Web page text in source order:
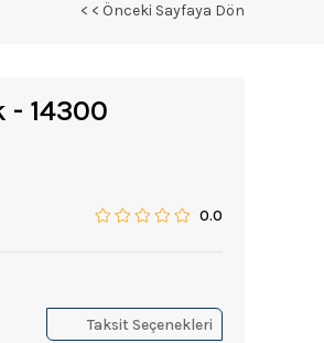
< < Önceki Sayfaya Dön
- 14300
0.0
Taksit Seçenekleri